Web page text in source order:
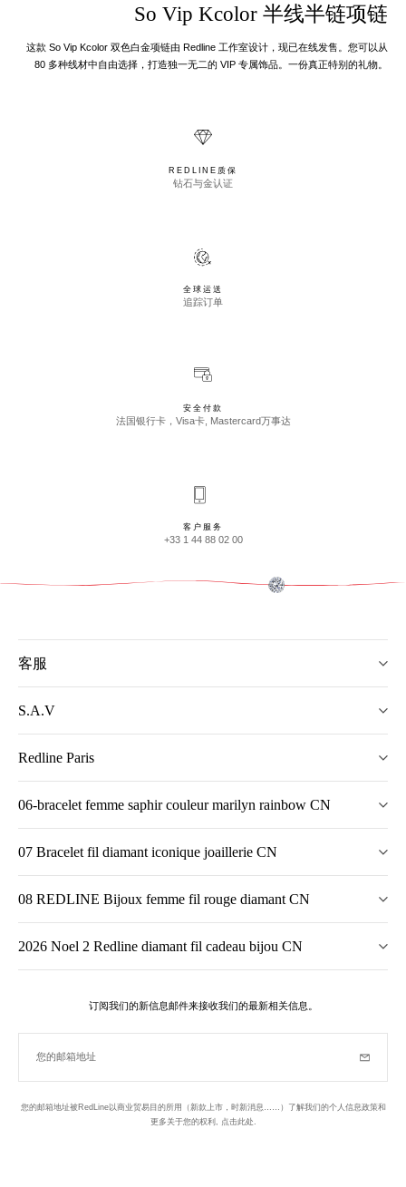
So Vip Kcolor 半线半链项链
这款 So Vip Kcolor 双色白金项链由 Redline 工作室设计，现已在线发售。您可以从
80 多种线材中自由选择，打造独一无二的 VIP 专属饰品。一份真正特别的礼物。
REDLINE质保
钻石与金认证
全球运送
追踪订单
安全付款
法国银行卡，Visa卡, Mastercard万事达
客户服务
+33 1 44 88 02 00
客服
S.A.V
Redline Paris
06-bracelet femme saphir couleur marilyn rainbow CN
07 Bracelet fil diamant iconique joaillerie CN
08 REDLINE Bijoux femme fil rouge diamant CN
2026 Noel 2 Redline diamant fil cadeau bijou CN
订阅我们的新信息邮件来接收我们的最新相关信息。
您的邮箱地址
您的邮箱地址被RedLine以商业贸易目的所用（新款上市，时新消息……）了解我们的个人信息政策和
更多关于您的权利,
点击此处